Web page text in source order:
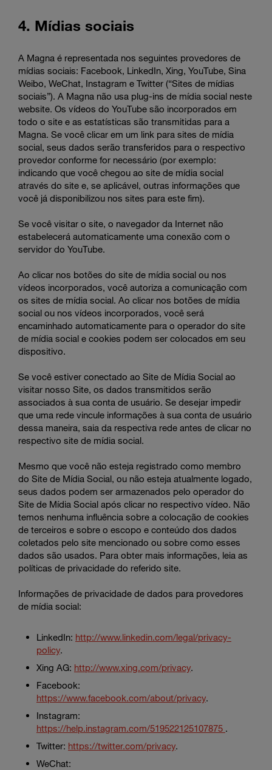
4. Mídias sociais
A Magna é representada nos seguintes provedores de
mídias sociais: Facebook, LinkedIn, Xing, YouTube, Sina
Weibo, WeChat, Instagram e Twitter (“Sites de mídias
sociais”). A Magna não usa plug-ins de mídia social neste
website. Os vídeos do YouTube são incorporados em
todo o site e as estatísticas são transmitidas para a
Magna. Se você clicar em um link para sites de mídia
social, seus dados serão transferidos para o respectivo
provedor conforme for necessário (por exemplo:
indicando que você chegou ao site de mídia social
através do site e, se aplicável, outras informações que
você já disponibilizou nos sites para este fim).
Se você visitar o site, o navegador da Internet não
estabelecerá automaticamente uma conexão com o
servidor do YouTube.
Ao clicar nos botões do site de mídia social ou nos
vídeos incorporados, você autoriza a comunicação com
os sites de mídia social. Ao clicar nos botões de mídia
social ou nos vídeos incorporados, você será
encaminhado automaticamente para o operador do site
de mídia social e cookies podem ser colocados em seu
dispositivo.
Se você estiver conectado ao Site de Mídia Social ao
visitar nosso Site, os dados transmitidos serão
associados à sua conta de usuário. Se desejar impedir
que uma rede vincule informações à sua conta de usuário
dessa maneira, saia da respectiva rede antes de clicar no
respectivo site de mídia social.
Mesmo que você não esteja registrado como membro
do Site de Mídia Social, ou não esteja atualmente logado,
seus dados podem ser armazenados pelo operador do
Site de Mídia Social após clicar no respectivo vídeo. Não
temos nenhuma influência sobre a colocação de cookies
de terceiros e sobre o escopo e conteúdo dos dados
coletados pelo site mencionado ou sobre como esses
dados são usados. Para obter mais informações, leia as
políticas de privacidade do referido site.
Informações de privacidade de dados para provedores
de mídia social:
LinkedIn: http://www.linkedin.com/legal/privacy-
policy.
Xing AG: http://www.xing.com/privacy.
Facebook:
https://www.facebook.com/about/privacy.
Instagram:
https://help.instagram.com/519522125107875 .
Twitter: https://twitter.com/privacy.
WeChat: